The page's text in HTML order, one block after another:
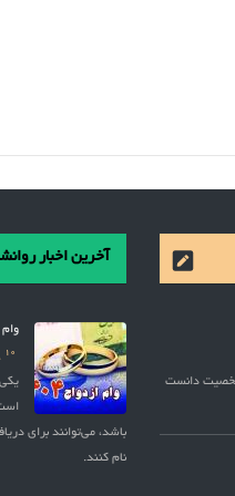
آخرین اخبار
وام
10
نام کنند.